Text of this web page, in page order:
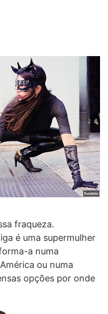
fraqueza.
é uma supermulher
a numa
ou numa
opções por onde